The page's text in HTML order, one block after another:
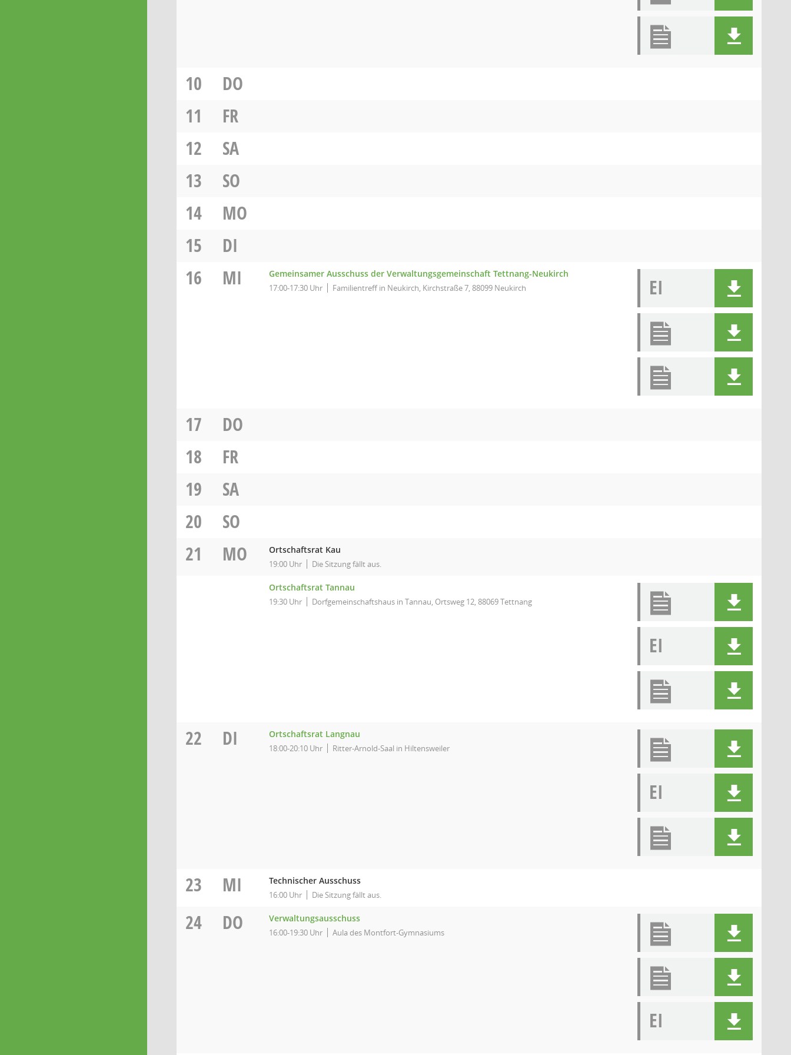
10
DO
11
FR
12
SA
13
SO
14
MO
15
DI
16
MI Gemeinsamer Ausschuss der Verwaltungsgemeinschaft Tettnang-Neukirch
17:00-17:30 Uhr Familientreff in Neukirch, Kirchstraße 7, 88099 Neukirch EI
17
DO
18
FR
19
SA
20
SO
21
MO Ortschaftsrat Kau
19:00 Uhr Die Sitzung fällt aus.
Ortschaftsrat Tannau
19:30 Uhr Dorfgemeinschaftshaus in Tannau, Ortsweg 12, 88069 Tettnang
EI
22 DI Ortschaftsrat Langnau
18:00-20:10 Uhr Ritter-Arnold-Saal in Hiltensweiler
EI
23 MI Technischer Ausschuss
16:00 Uhr Die Sitzung fällt aus.
24 DO Verwaltungsausschuss
16:00-19:30 Uhr Aula des Montfort-Gymnasiums
EI